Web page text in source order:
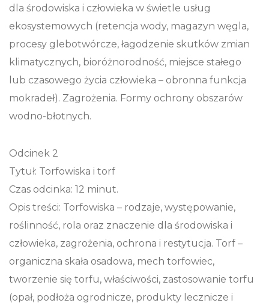
dla środowiska i człowieka w świetle usług
ekosystemowych (retencja wody, magazyn węgla,
procesy glebotwórcze, łagodzenie skutków zmian
klimatycznych, bioróżnorodność, miejsce stałego
lub czasowego życia człowieka – obronna funkcja
mokradeł). Zagrożenia. Formy ochrony obszarów
wodno-błotnych.
Odcinek 2
Tytuł: Torfowiska i torf
Czas odcinka: 12 minut.
Opis treści: Torfowiska – rodzaje, występowanie,
roślinność, rola oraz znaczenie dla środowiska i
człowieka, zagrożenia, ochrona i restytucja. Torf –
organiczna skała osadowa, mech torfowiec,
tworzenie się torfu, właściwości, zastosowanie torfu
(opał, podłoża ogrodnicze, produkty lecznicze i